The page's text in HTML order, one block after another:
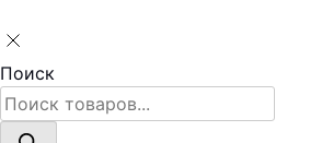
Поиск
Поиск
товаров